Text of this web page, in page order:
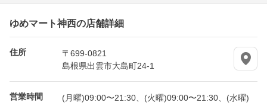
ゆめマート神西の店舗詳細
住所
〒699-0821
島根県出雲市大島町24-1
営業時間
(月曜)09:00〜21:30、(火曜)09:00〜21:30、(水曜)